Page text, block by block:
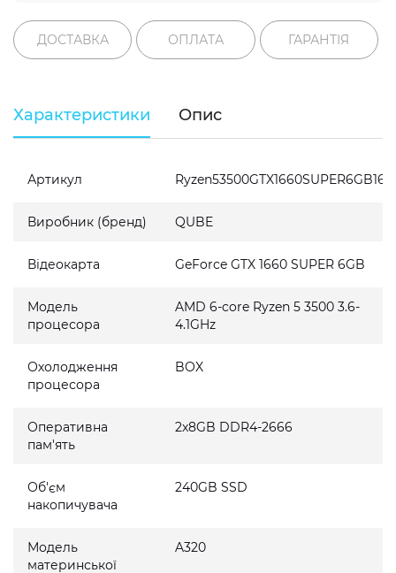
ДОСТАВКА ОПЛАТА ГАРАНТІЯ
Характеристики Опис
Артикул Ryzen53500GTX1660SUPER6GB162
Виробник (бренд) QUBE
Відеокарта GeForce GTX 1660 SUPER 6GB
Модель
процесора
AMD 6-core Ryzen 5 3500 3.6-
4.1GHz
Охолодження
процесора
BOX
Оперативна
пам'ять
2x8GB DDR4-2666
Об'єм
накопичувача
240GB SSD
Модель
материнської
A320